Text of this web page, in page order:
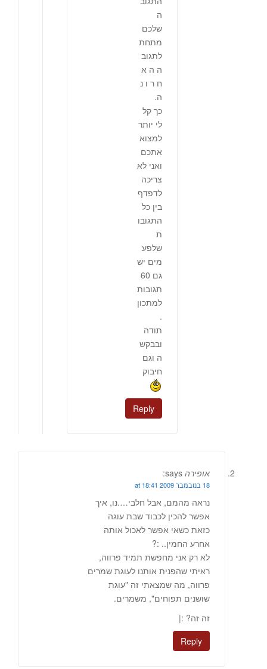
ה
שלכם
מתחת
לתגוב
ה ה א
ח ר ו נ
ה.
כך קל
לי יותר
למצוא
אתכם
ואני לא
צריכה
לדפדף
בין כל
התגובו
ת
שלפע
מים יש
גם 60
תגובות
למתכון
.
תודה
ובבקש
ה וגם
חיבוק
Reply
אופירה says:
18 בנובמבר 2009 at 18:41
נראה מהמם, אבל חלבי….נו, איך
אפשר להכין לכבוד שבת עוגה
כזאת כשאי אפשר לאכול אותה
אחרע החמין.. :?
לא רק אני מחפשת תמיד פרווה,
ראיתי שהפנית אותנו לעוגת שמרים
פרווה, מה שמצאתי זה "עוגת
שושנים תפוחים", משמרים.
זה זה? :|
Reply